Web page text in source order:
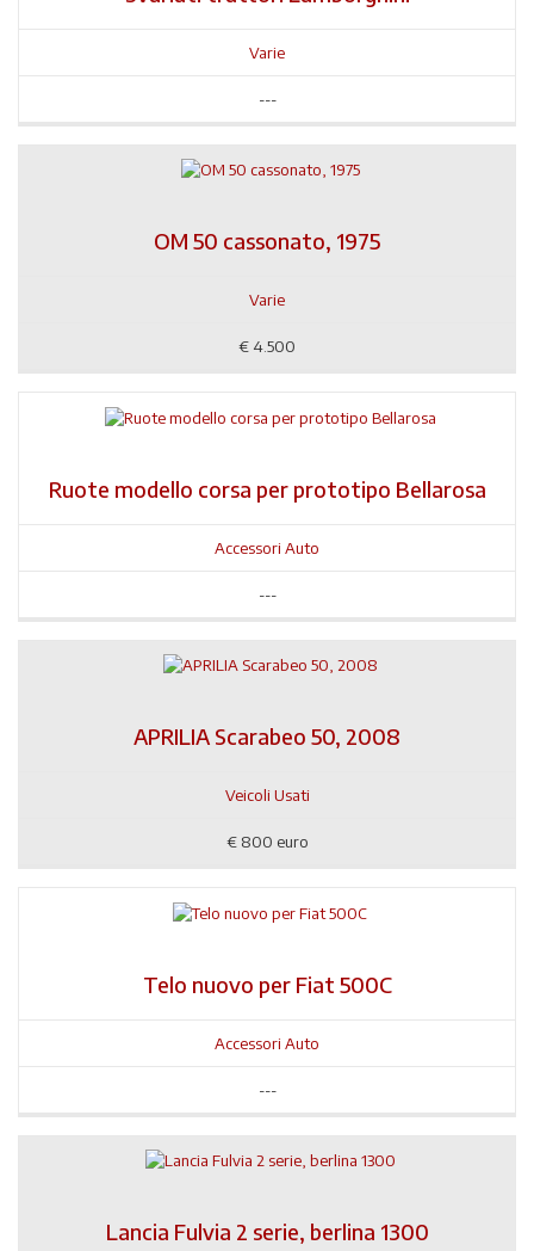
Varie
---
OM 50 cassonato, 1975
Varie
€ 4.500
Ruote modello corsa per prototipo Bellarosa
Accessori Auto
---
APRILIA Scarabeo 50, 2008
Veicoli Usati
€ 800 euro
Telo nuovo per Fiat 500C
Accessori Auto
---
Lancia Fulvia 2 serie, berlina 1300